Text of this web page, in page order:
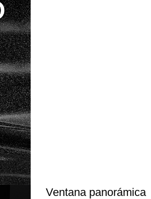
Ventana panorámica